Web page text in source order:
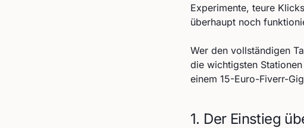
Experimente, teure
überhaupt noch
Wer den vollständigen
die wichtigsten
einem 15-Euro-Fiverr-
1. Der Einstieg